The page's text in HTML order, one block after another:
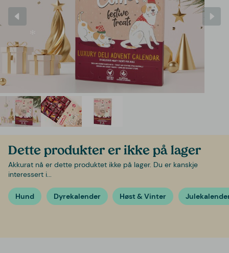
Dette produkter er ikke på lager
Akkurat nå er dette produktet ikke på lager. Du er kanskje
interessert i...
Hund Dyrekalender Høst & Vinter